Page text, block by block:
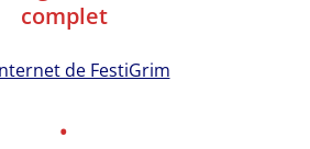
complet
de FestiGrim
•